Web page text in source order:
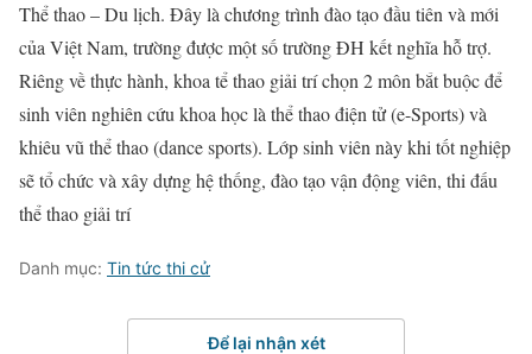
Thể thao – Du lịch. Đây là chương trình đào tạo đầu tiên và mới
của Việt Nam, trường được một số trường ĐH kết nghĩa hỗ trợ.
Riêng về thực hành, khoa tể thao giải trí chọn 2 môn bắt buộc để
sinh viên nghiên cứu khoa học là thể thao điện tử (e-Sports) và
khiêu vũ thể thao (dance sports). Lớp sinh viên này khi tốt nghiệp
sẽ tổ chức và xây dựng hệ thống, đào tạo vận động viên, thi đấu
thể thao giải trí
Danh mục: Tin tức thi cử
Để lại nhận xét